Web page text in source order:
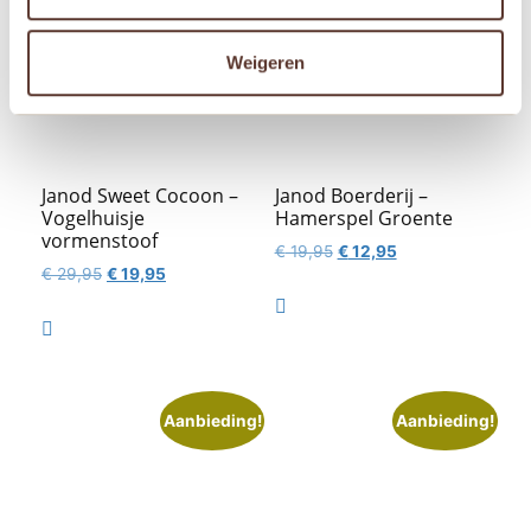
Weigeren
Janod Sweet Cocoon –
Vogelhuisje
vormenstoof
€29,95 Oorspronkelijke
€19,95Huidige

Janod Boerderij –
Hamerspel Groente
€19,95 Oorspronkelijke
€12,95Huidige

Aanbieding! Aanbieding!